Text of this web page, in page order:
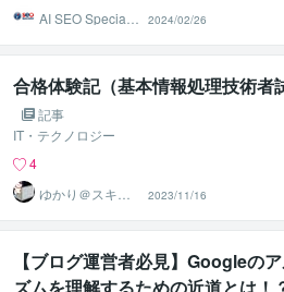
AI SEO Specialis
2024/02/26
合格体験記（基本情報処理技術者
記事
IT・テクノロジー
4
ゆかり＠スキル
アップアドバイ
ザー
2023/11/16
【ブログ運営者必見】Googleの